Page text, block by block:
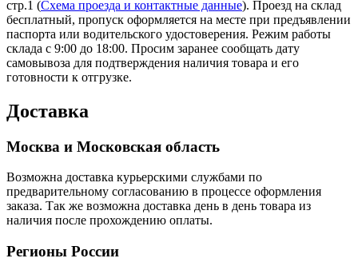
стр.1 (Схема проезда и контактные данные). Проезд на склад
бесплатный, пропуск оформляется на месте при предъявлении
паспорта или водительского удостоверения. Режим работы
склада с 9:00 до 18:00. Просим заранее сообщать дату
самовывоза для подтверждения наличия товара и его
готовности к отгрузке.
Доставка
Москва и Московская область
Возможна доставка курьерскими службами по
предварительному согласованию в процессе оформления
заказа. Так же возможна доставка день в день товара из
наличия после прохождению оплаты.
Регионы России